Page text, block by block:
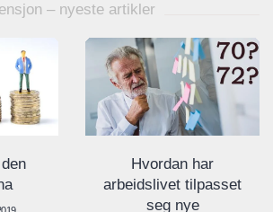
– nyeste artikler
Hvordan har
arbeidslivet tilpasset
seg nye